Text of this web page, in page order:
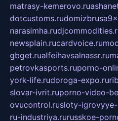
matrasy-kemerovo.ru
dotcustoms.ru
narasimha.ru
newsplain.rucardvoice.ru
gbget.rualfeihavsalnassr.ru
petrovkasports.ruporno-
york-life.rudoroga-expo.ru
slovar-ivrit.ruporno-video-
ovucontrol.rusloty-
ru-industriya.rurusskoe-